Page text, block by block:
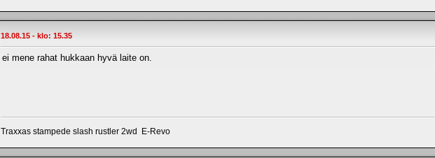
18.08.15 - klo: 15.35
ei mene rahat hukkaan hyvä laite on.
Traxxas stampede slash rustler 2wd E-Revo